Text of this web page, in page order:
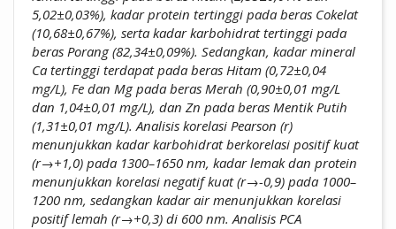
5,02±0,03%), kadar protein tertinggi pada beras Cokelat
(10,68±0,67%), serta kadar karbohidrat tertinggi pada
beras Porang (82,34±0,09%). Sedangkan, kadar mineral
Ca tertinggi terdapat pada beras Hitam (0,72±0,04
mg/L), Fe dan Mg pada beras Merah (0,90±0,01 mg/L
dan 1,04±0,01 mg/L), dan Zn pada beras Mentik Putih
(1,31±0,01 mg/L).Analisis korelasi Pearson (r)
menunjukkan kadar karbohidrat berkorelasi positif kuat
(r→+1,0) pada 1300–1650 nm, kadar lemak dan protein
menunjukkan korelasi negatif kuat (r→-0,9) pada 1000–
1200 nm, sedangkan kadar air menunjukkan korelasi
positif lemah (r→+0,3) di 600 nm. Analisis PCA